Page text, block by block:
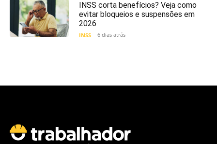
INSS corta benefícios? Veja como
evitar bloqueios e suspensões em
2026
INSS 6 dias atrás